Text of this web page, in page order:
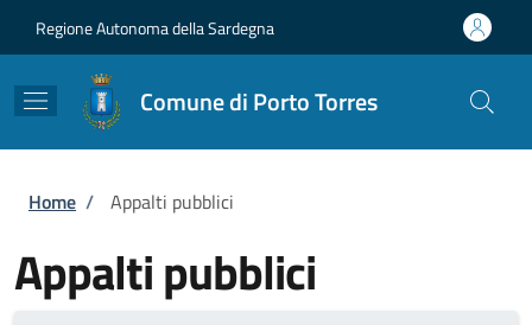
Regione Autonoma della Sardegna
Comune di Porto Torres
Briciole di pane
Home / Appalti pubblici
Appalti pubblici